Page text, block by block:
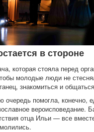
в стороне
которая стояла перед
молодые люди не
знакомиться и
очередь помогла, конечно,
вероисповедание.
отца Ильи — все